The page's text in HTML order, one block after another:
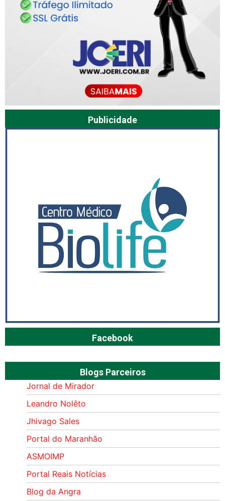
Publicidade
Facebook
Blogs Parceiros
Jornal de Mirador
Leandro Nolêto
Jhivago Sales
Portal do Maranhão
ASMOIMP
Portal Reais Notí­cias
Blog da Angra